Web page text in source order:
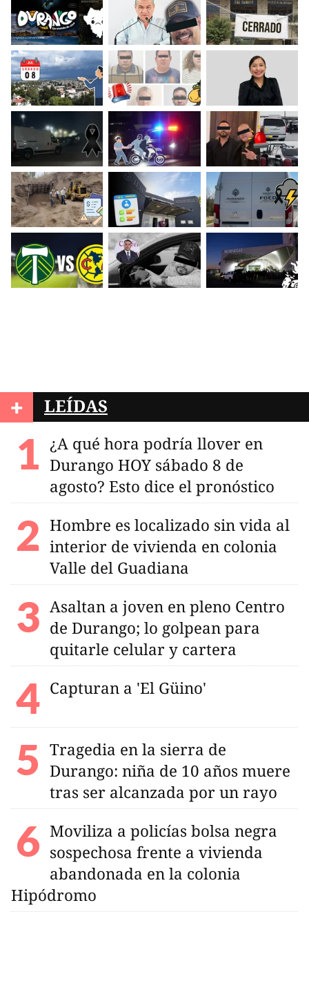
+ LEÍDAS
¿A qué hora podría llover en
Durango HOY sábado 8 de
agosto? Esto dice el pronóstico
Hombre es localizado sin vida al
interior de vivienda en colonia
Valle del Guadiana
Asaltan a joven en pleno Centro
de Durango; lo golpean para
quitarle celular y cartera
Capturan a 'El Güino'
Tragedia en la sierra de
Durango: niña de 10 años muere
tras ser alcanzada por un rayo
Moviliza a policías bolsa negra
sospechosa frente a vivienda
abandonada en la colonia
Hipódromo